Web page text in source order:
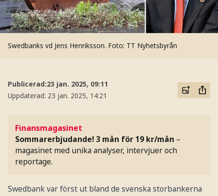
Swedbanks vd Jens Henriksson. Foto: TT Nyhetsbyrån
Publicerad:23 jan. 2025, 09:11
Uppdaterad: 23 jan. 2025, 14:21
Finansmagasinet
Sommarerbjudande! 3 mån för 19 kr/mån –
magasinet med unika analyser, intervjuer och
reportage.
Swedbank var först ut bland de svenska storbankerna